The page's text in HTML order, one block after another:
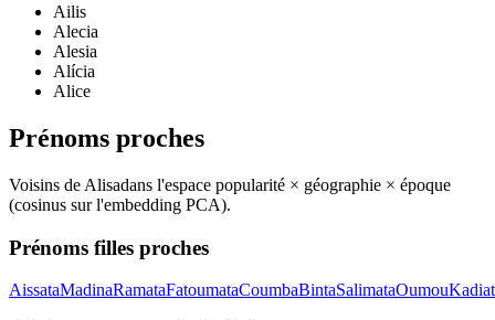
Ailis
Alecia
Alesia
Alícia
Alice
Prénoms proches
Voisins de Alisadans l'espace popularité × géographie × époque
(cosinus sur l'embedding PCA).
Prénoms filles proches
AissataMadinaRamataFatoumataCoumbaBintaSalimataOumou